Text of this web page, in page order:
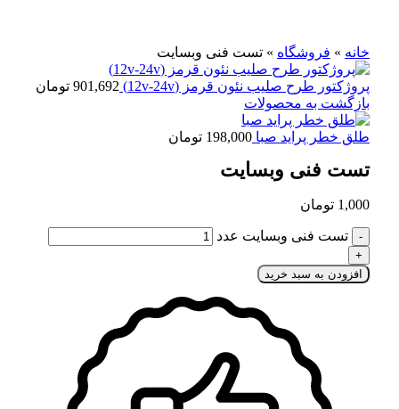
خانه » فروشگاه » تست فنی وبسایت
پروژکتور طرح صلیب نئون قرمز (12v-24v) 901,692 تومان
بازگشت به محصولات
طلق خطر پراید صبا 198,000 تومان
تست فنی وبسایت
1,000 تومان
تست فنی وبسایت عدد
افزودن به سبد خرید